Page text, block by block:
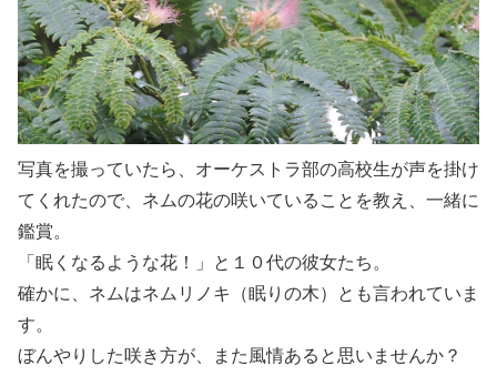
写真を撮っていたら、オーケストラ部の高校生が声を掛け
てくれたので、ネムの花の咲いていることを教え、一緒に
鑑賞。
「眠くなるような花！」と１０代の彼女たち。
確かに、ネムはネムリノキ（眠りの木）とも言われていま
す。
ぼんやりした咲き方が、また風情あると思いませんか？